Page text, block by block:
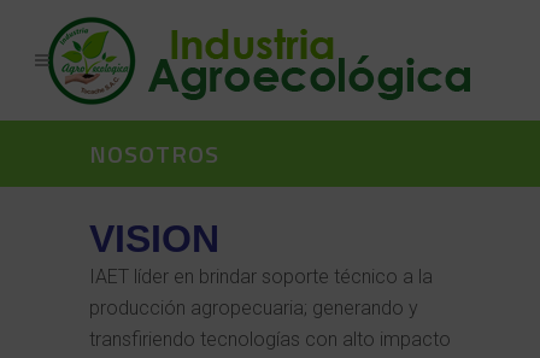
NOSOTROS
VISION
IAET líder en brindar soporte técnico a la
producción agropecuaria; generando y
transfiriendo tecnologías con alto impacto